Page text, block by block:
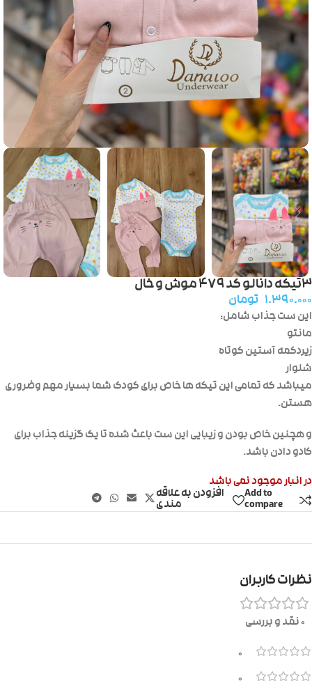
۳تیکه دانالو کد ۴۷۹ موش و خال
۱.۳۹۰.۰۰۰ تومان
این ست جذاب شامل:
مانتو
زیردکمه آستین کوتاه
شلوار
میباشد که تمامی این تیکه ها خاص برای کودک شما بسیار مهم وضروری
هستن.
و هچنین خاص بودن و زیبایی این ست باعث شده تا یک گزینه جذاب برای
کادو دادن باشد.
در انبار موجود نمی باشد
Add to
compare
افزودن به علاقه
مندی
نظرات کاربران
0 نقد و بررسی
0
0